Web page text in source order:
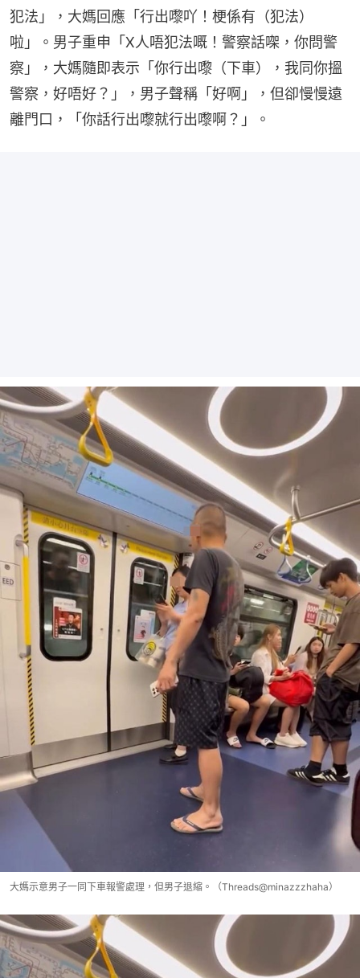
犯法」，大媽回應「行出嚟吖！梗係有（犯法）
啦」。男子重申「X人唔犯法嘅！警察話㗎，你問警
察」，大媽隨即表示「你行出嚟（下車），我同你搵
警察，好唔好？」，男子聲稱「好啊」，但卻慢慢遠
離門口，「你話行出嚟就行出嚟啊？」。
大媽示意男子一同下車報警處理，但男子退縮。（Threads@minazzzhaha）